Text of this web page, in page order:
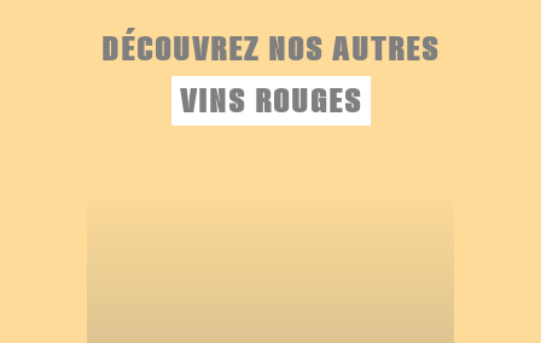
DÉCOUVREZ NOS AUTRES
VINS ROUGES